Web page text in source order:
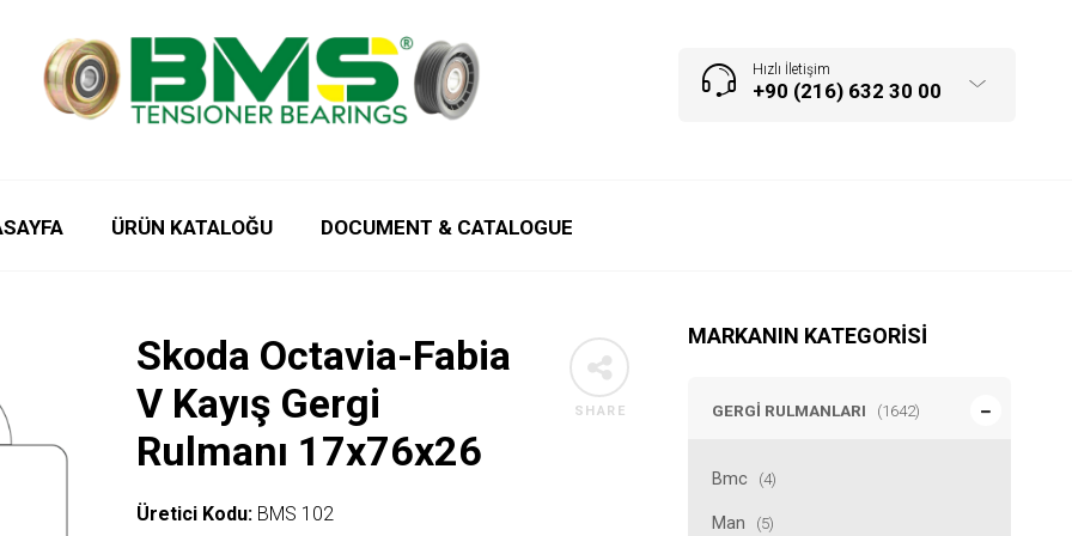
Hızlı İletişim
+90 (216) 632 30 00
ÜRÜN KATALOĞU DOCUMENT & CATALOGUE
MARKANIN KATEGORISI
GERGI RULMANLARI (1642)
Bmc (4)
Man (5)
SHARE
Skoda Octavia-Fabia
V Kayış Gergi
Rulmanı 17x76x26
Üretici Kodu: BMS 102